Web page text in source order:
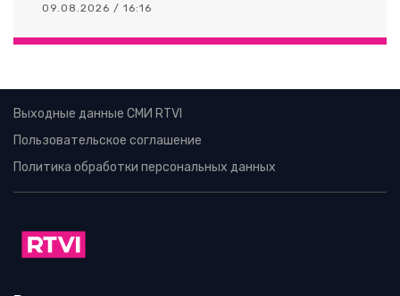
09.08.2026 / 16:16
Выходные данные СМИ RTVI
Пользовательское соглашение
Политика обработки персональных данных